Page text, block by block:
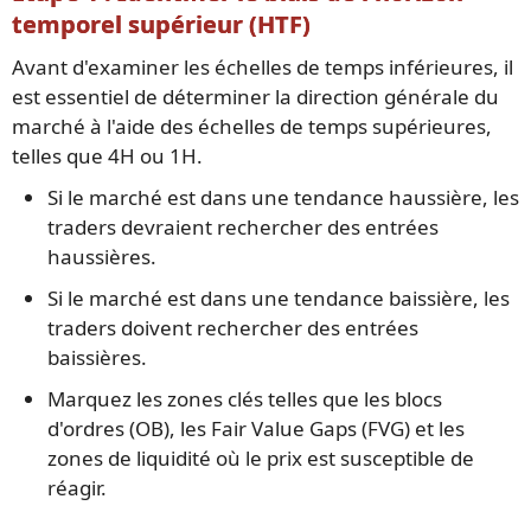
temporel supérieur (HTF)
Avant d'examiner les échelles de temps inférieures, il
est essentiel de déterminer la direction générale du
marché à l'aide des échelles de temps supérieures,
telles que 4H ou 1H.
Si le marché est dans une tendance haussière, les
traders devraient rechercher des entrées
haussières.
Si le marché est dans une tendance baissière, les
traders doivent rechercher des entrées
baissières.
Marquez les zones clés telles que les blocs
d'ordres (OB), les Fair Value Gaps (FVG) et les
zones de liquidité où le prix est susceptible de
réagir.